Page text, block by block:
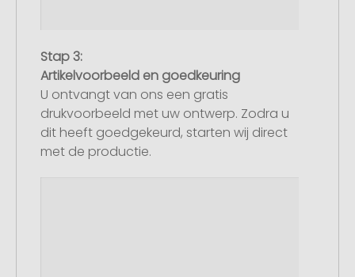
Stap 3:
Artikelvoorbeeld en goedkeuring
U ontvangt van ons een gratis
drukvoorbeeld met uw ontwerp. Zodra u
dit heeft goedgekeurd, starten wij direct
met de productie.